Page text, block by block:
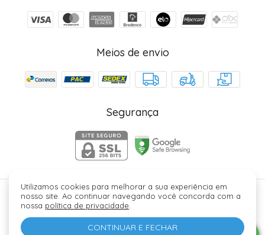
Utilizamos cookies para melhorar a sua experiência em
nosso site. Ao continuar navegando você concorda com a
nossa política de privacidade
CONTINUAR E FECHAR
Meios de envio
Segurança
Júlia Fez Cosméticos - 40006329000184. Copyright ©
2026 - Todos os direitos reservados.